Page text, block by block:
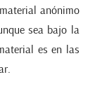
anónimo
sea bajo la
es en las